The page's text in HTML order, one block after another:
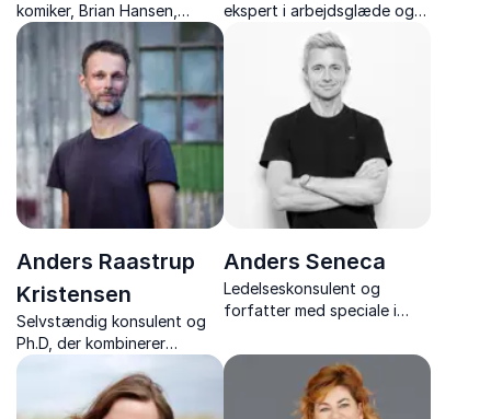
komiker, Brian Hansen,
kombinerer humor,
teatererfaring og
psykologisk indsigt i
engagerende foredrag om
kommunikation og
arbejdsglæde.
ekspert i arbejdsglæde og
trivsel, der giver sin
ekspertise på håndtering af
forandringer med nærvær,
humor og værktøjer.
Anders Raastrup
Kristensen
Selvstændig konsulent og
Ph.D, der kombinerer
forskning og formidling i
foredrag om selvledelse og
balance i arbejde- og
Anders Seneca
Ledelseskonsulent og
forfatter med speciale i
på hvordan vi kommer fra
hensigt til handling, og fra
standarder til succes.